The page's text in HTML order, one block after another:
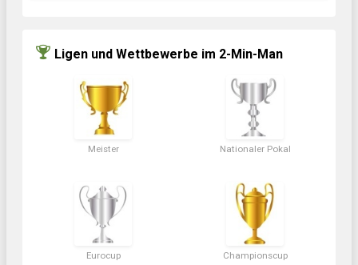
Ligen und Wettbewerbe im 2-Min-Man
Meister Nationaler Pokal
Eurocup Championscup